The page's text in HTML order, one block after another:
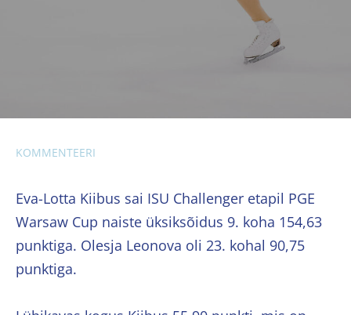
KOMMENTEERI
Eva-Lotta Kiibus sai ISU Challenger etapil PGE
Warsaw Cup naiste üksiksõidus 9. koha 154,63
punktiga. Olesja Leonova oli 23. kohal 90,75
punktiga.